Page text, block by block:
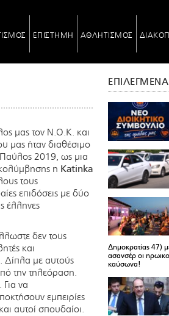
ΕΠΙΣΤΗΜΗ ΑΘΛΗΤΙΣΜΟΣ
μας τον Ν.Ο.Κ. και
μας ήταν διαθέσιμο
2019, ως μια
η Katinka
τους
επιδόσεις με δύο
έλληνες
δεν τους
και
Δίπλα με αυτούς
την τηλεόραση.
να
εμπειρίες
αυτοί σπουδαίοι.
Δημοκρατίας 47)
ασανσέρ οι
καύσωνα!